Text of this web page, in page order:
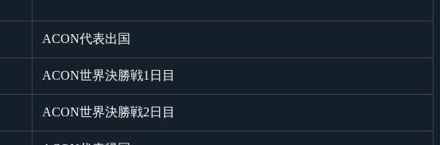
ACON代表出国
ACON世界決勝戦1日目
ACON世界決勝戦2日目